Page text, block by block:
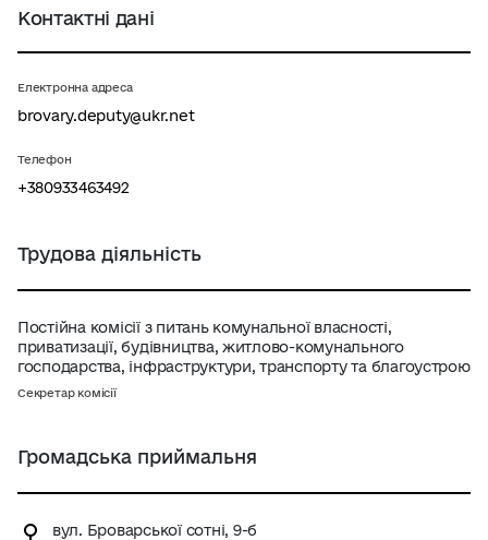
Контактні дані
Електронна адреса
brovary.deputy@ukr.net
Телефон
+380933463492
Трудова діяльність
Постійна комісії з питань комунальної власності,
приватизації, будівництва, житлово-комунального
господарства, інфраструктури, транспорту та благоустрою
Секретар комісії
Громадська приймальня
вул. Броварської сотні, 9-б